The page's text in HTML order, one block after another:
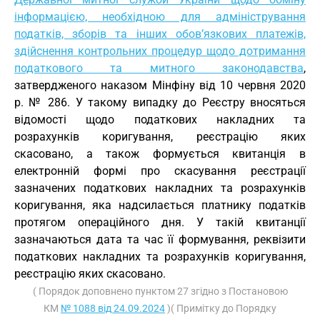
інформацією, необхідною для адміністрування
податків, зборів та інших обов’язкових платежів,
здійснення контрольних процедур щодо дотримання
податкового та митного законодавства,
затвердженого наказом Мінфіну від 10 червня 2020
р. № 286. У такому випадку до Реєстру вносяться
відомості щодо податкових накладних та
розрахунків коригування, реєстрацію яких
скасовано, а також формується квитанція в
електронній формі про скасування реєстрації
зазначених податкових накладних та розрахунків
коригування, яка надсилається платнику податків
протягом операційного дня. У такій квитанції
зазначаються дата та час її формування, реквізити
податкових накладних та розрахунків коригування,
реєстрацію яких скасовано.
( Порядок доповнено пунктом 27 згідно з Постановою
КМ № 1088 від 24.09.2024)( Примітку до Порядку